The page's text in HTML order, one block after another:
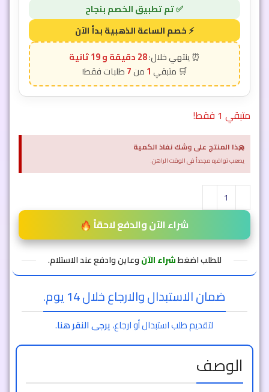
28 دقيقة و 16 ثانية
1
7
متبقي 1 فقط!
هذا المنتج على وشك نفاذ الكمية
يصعب توافره مجدداً في الوقت الراهن.
×
شراء الآن والدفع لاحقاً
للطلب اضغطشراء الآنوعاين وادفع عند الاستلام.
ضمان الاستبدال والارجاع خلال 14 يوم.
لتقديم طلب استبدال أو ارجاع،يرجى النقر هنا.
الوصف